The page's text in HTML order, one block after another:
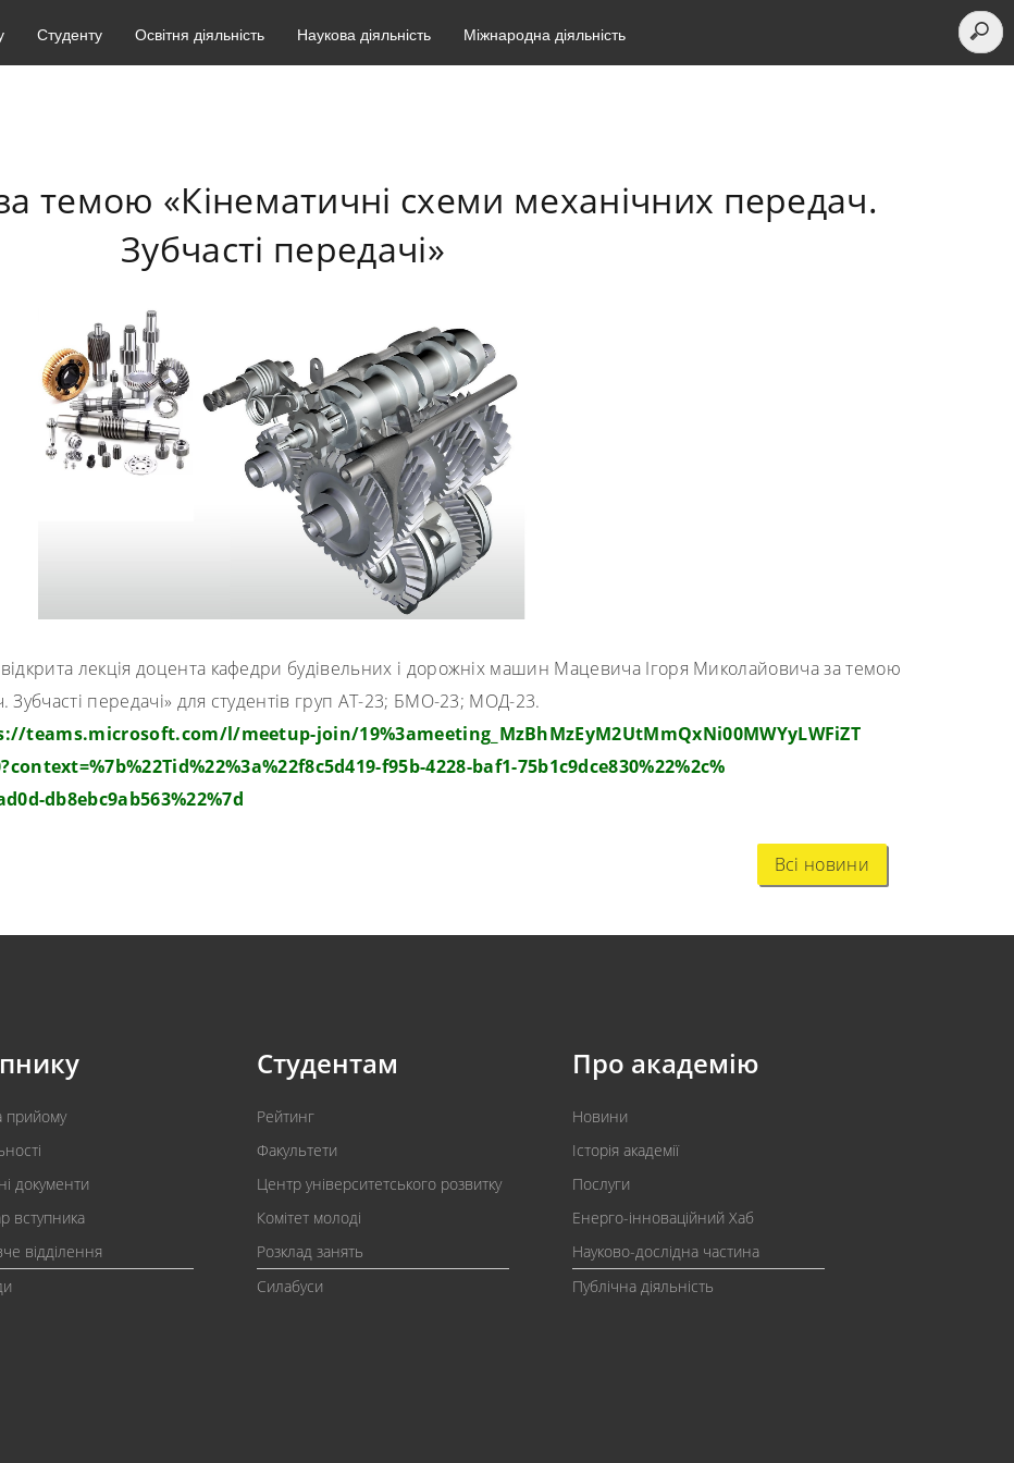
Студенту Освітня діяльність Наукова діяльність Міжнародна діяльність
темою «Кінематичні схеми механічних передач.
Зубчасті передачі»
лекція доцента кафедри будівельних і дорожніх машин Мацевича Ігоря Миколайовича за темою
Зубчасті передачі» для студентів груп АТ-23; БМО-23; МОД-23.
teams.microsoft.com/l/meetup-join/19%3ameeting_ MzBhMzEyM2UtMmQxNi00MWYyLWFiZT
context=%7b%22Tid%22%3a%22f8c5d419-f95b-4228-baf1-75b1c9dce830%22%2c%
db8ebc9ab563%22%7d
Всі новини
прийому
документи
вступника
відділення
Студентам
Рейтинг
Факультети
Центр університетського розвитку
Комітет молоді
Розклад занять
Силабуси
Про академію
Новини
Історія академії
Послуги
Енерго-інноваційний Хаб
Науково-дослідна частина
Публічна діяльність